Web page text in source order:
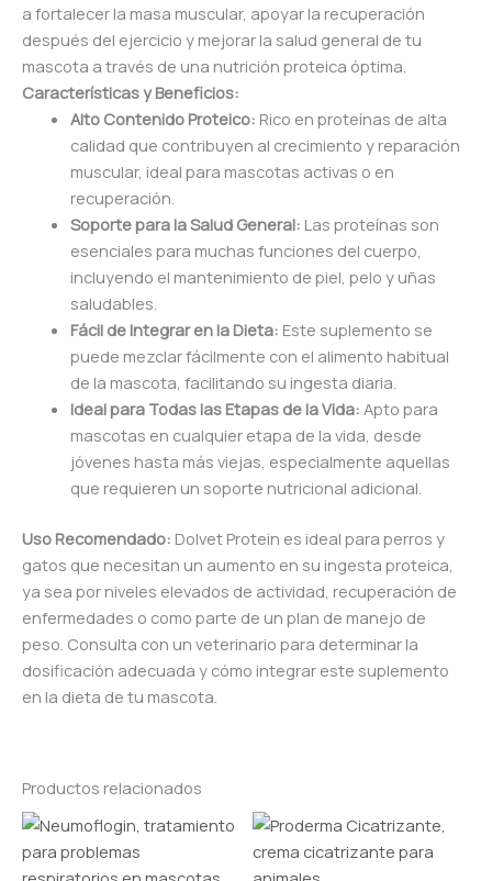
a fortalecer la masa muscular, apoyar la recuperación
después del ejercicio y mejorar la salud general de tu
mascota a través de una nutrición proteica óptima.
Características y Beneficios:
Alto Contenido Proteico: Rico en proteínas de alta
calidad que contribuyen al crecimiento y reparación
muscular, ideal para mascotas activas o en
recuperación.
Soporte para la Salud General: Las proteínas son
esenciales para muchas funciones del cuerpo,
incluyendo el mantenimiento de piel, pelo y uñas
saludables.
Fácil de Integrar en la Dieta: Este suplemento se
puede mezclar fácilmente con el alimento habitual
de la mascota, facilitando su ingesta diaria.
Ideal para Todas las Etapas de la Vida: Apto para
mascotas en cualquier etapa de la vida, desde
jóvenes hasta más viejas, especialmente aquellas
que requieren un soporte nutricional adicional.
Uso Recomendado: Dolvet Protein es ideal para perros y
gatos que necesitan un aumento en su ingesta proteica,
ya sea por niveles elevados de actividad, recuperación de
enfermedades o como parte de un plan de manejo de
peso. Consulta con un veterinario para determinar la
dosificación adecuada y cómo integrar este suplemento
en la dieta de tu mascota.
Productos relacionados
Rango
de
precios:
desde
Este
producto
tiene